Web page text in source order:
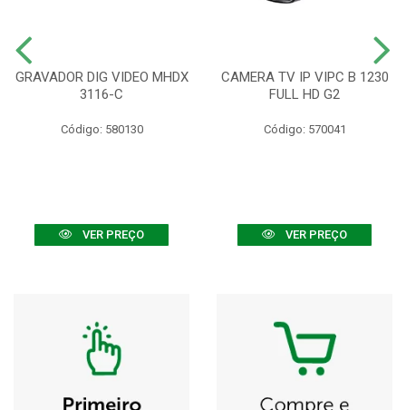
GRAVADOR DIG VIDEO MHDX
3116-C
Código: 580130
VER PREÇO
CAMERA TV IP VIPC B 1230
FULL HD G2
Código: 570041
VER PREÇO